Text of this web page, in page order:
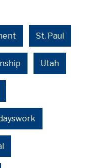
St. Paul
Utah